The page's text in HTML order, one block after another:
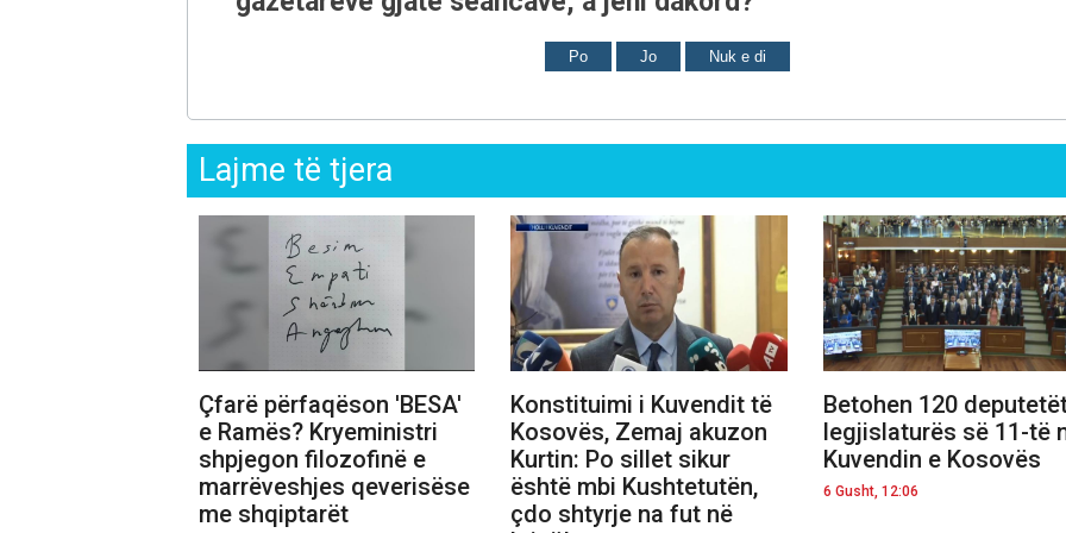
Po Jo Nuk e di
Lajme të tjera
Çfarë përfaqëson 'BESA'
e Ramës? Kryeministri
shpjegon filozofinë e
marrëveshjes qeverisëse
me shqiptarët
Konstituimi i Kuvendit të
Kosovës, Zemaj akuzon
Kurtin: Po sillet sikur
është mbi Kushtetutën,
çdo shtyrje na fut në
Betohen 120
legjislaturës së 11-të
Kuvendin e Kosovës
6 Gusht, 12:06